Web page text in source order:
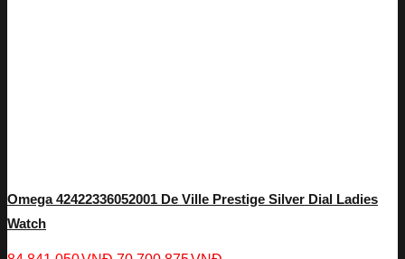
Omega 42422336052001 De Ville Prestige Silver Dial Ladies
Watch